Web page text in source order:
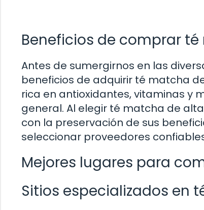
Beneficios de comprar
Antes de sumergirnos en las
beneficios de adquirir té matcha
rica en antioxidantes, vitaminas y
general. Al elegir té matcha de
con la preservación de sus
seleccionar proveedores
Mejores lugares para
Sitios especializados en